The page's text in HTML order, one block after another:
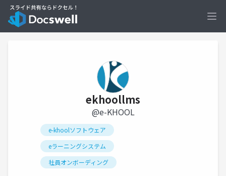
ekhoollms
@e-KHOOL
e-khoolソフトウェア
eラーニングシステム
社員オンボーディング